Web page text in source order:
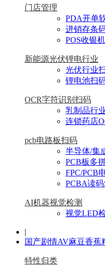
门店管理
PDA开单
进销存条
POS收银
新能源光伏锂电行业
光伏行业
锂电池扫
OCR字符识别扫码
乳制品行
连锁药店
pcb电路板扫码
半导体/集
PCB板多
FPC/PCB
PCBA读
AI机器视觉检测
视觉LED
|
国产剧情AV麻豆香蕉
特性归类